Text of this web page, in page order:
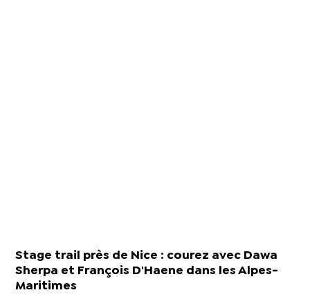
Stage trail près de Nice : courez avec Dawa
Sherpa et François D'Haene dans les Alpes-
Maritimes